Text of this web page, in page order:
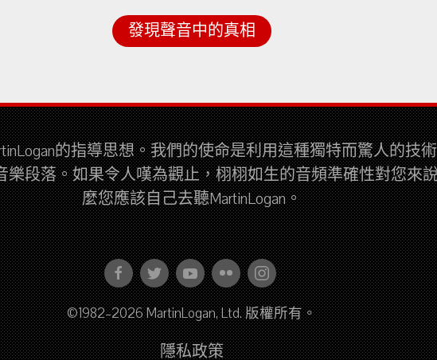
發現聲音中的真相
的指導思想。我們的使命是利用這種獨特而驚人的技
樂段落。如果令人嘆為觀止，栩栩如生的音頻準確性對您來
麼您應該自己去聽MartinLogan。
©1982–2026 MartinLogan, Ltd. 版權所有。
隱私政策